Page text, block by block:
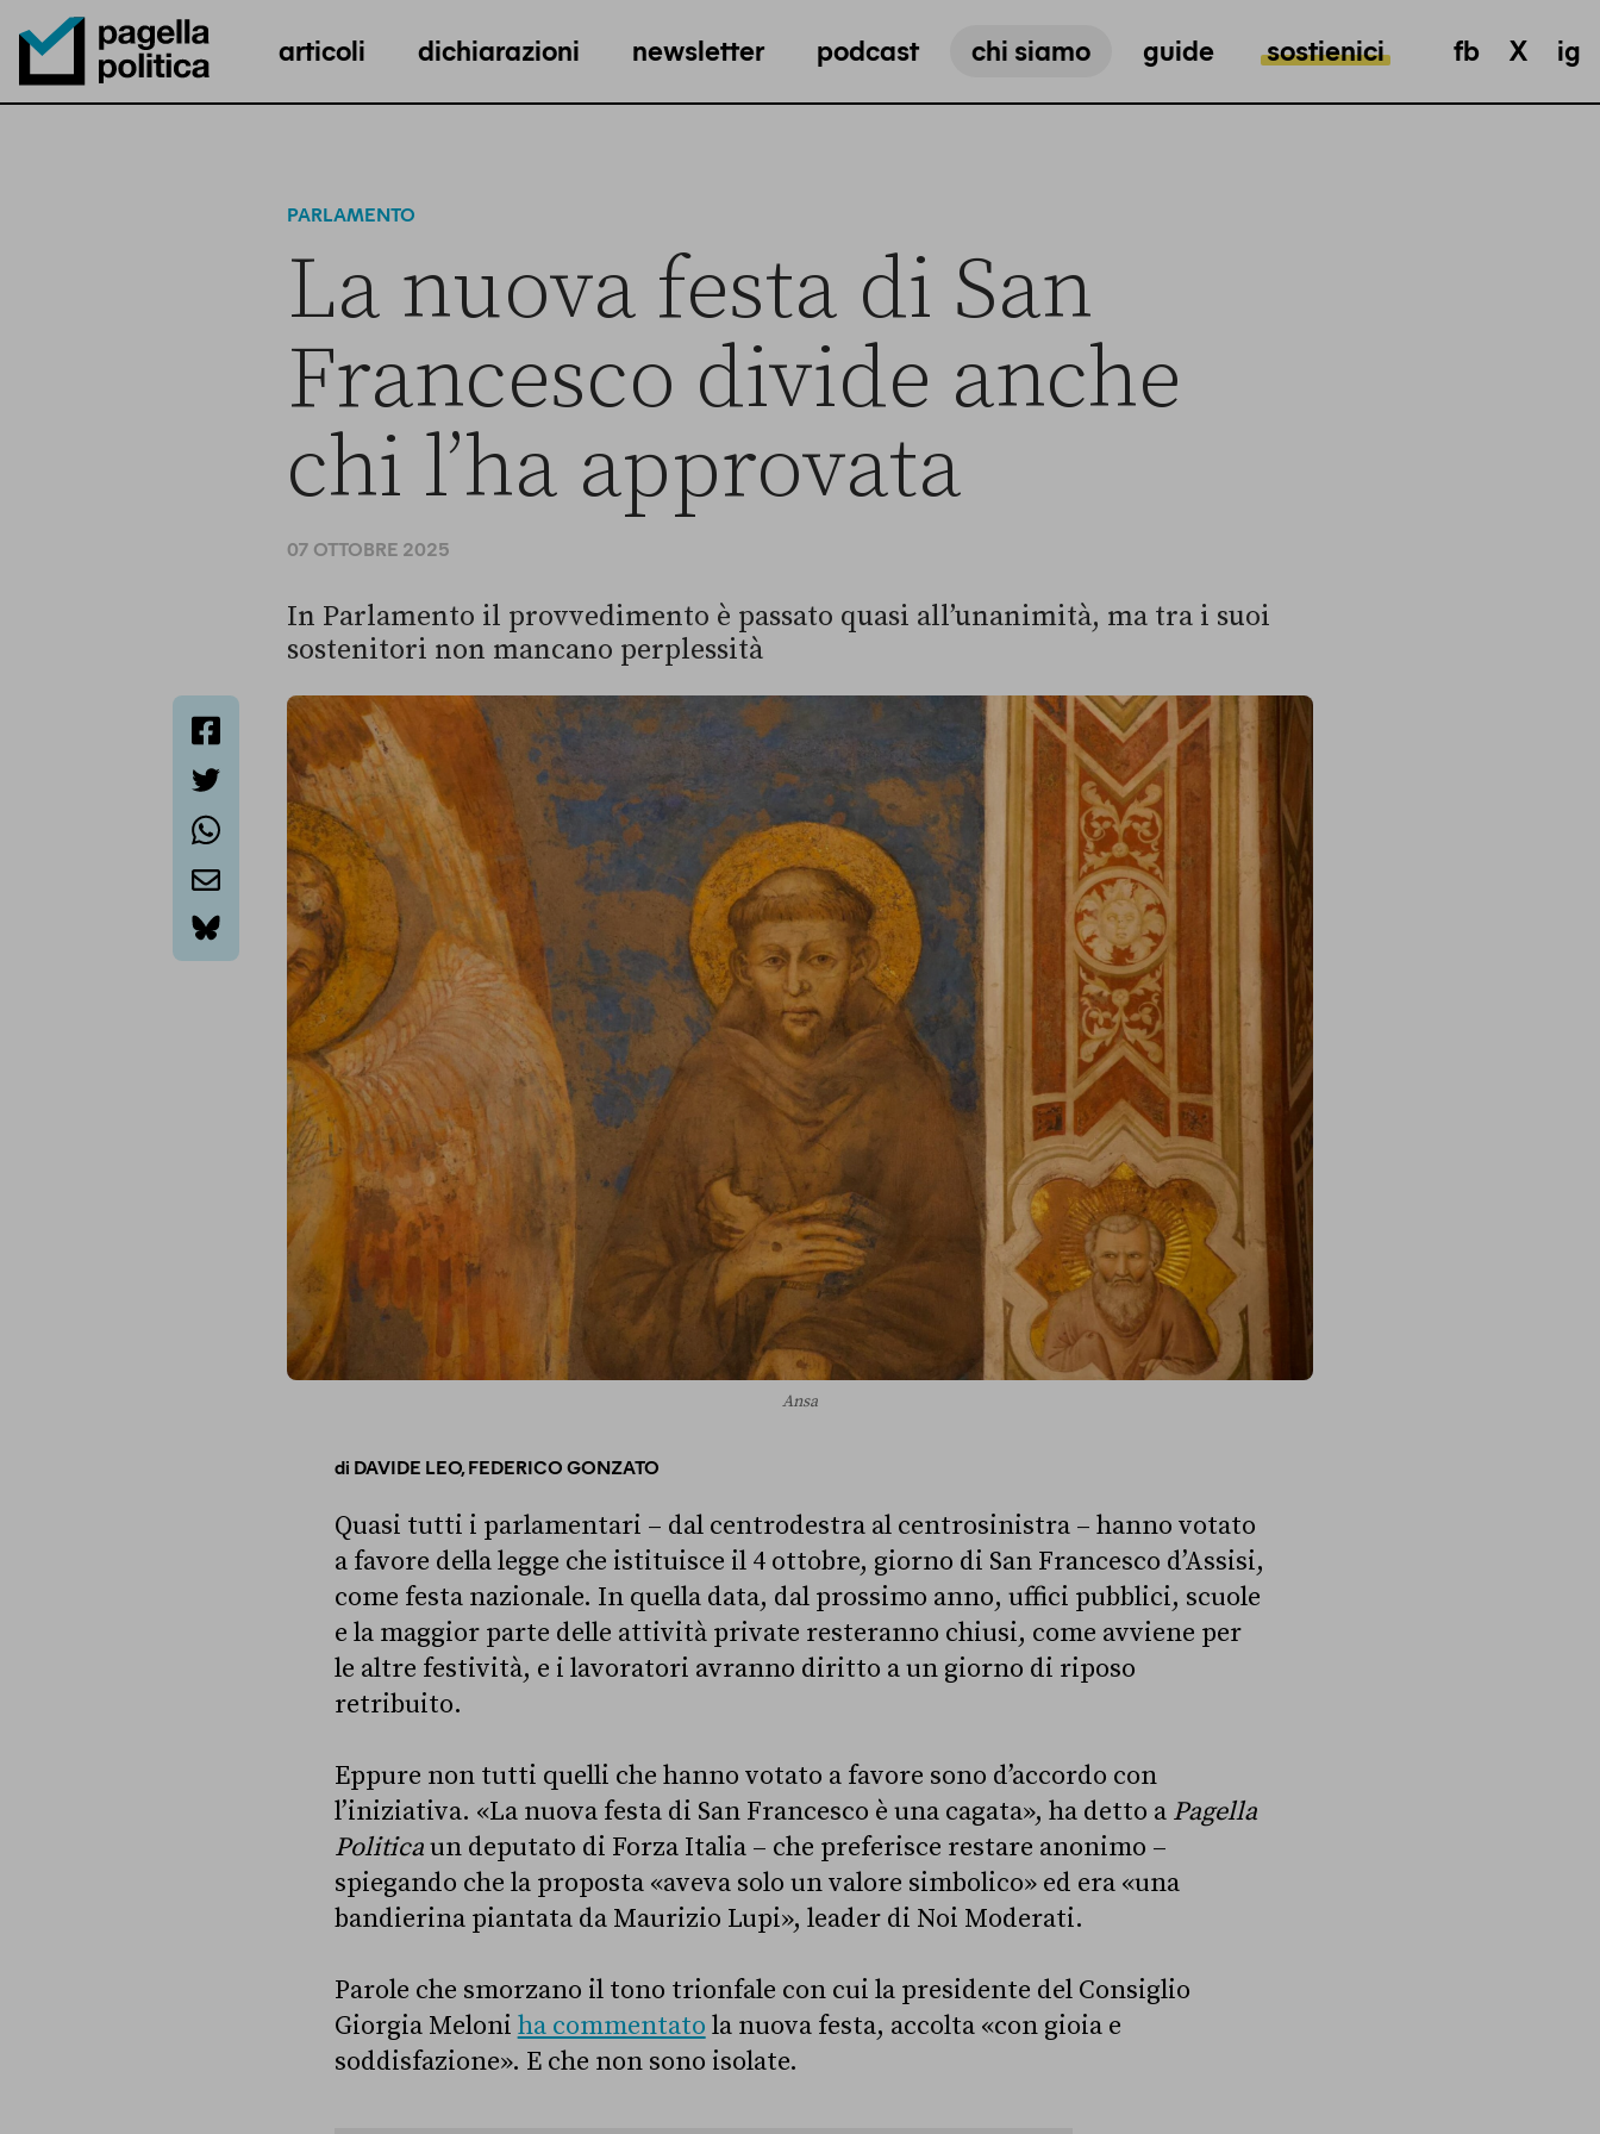
Pagella Politica Logo
articoli dichiarazioni newsletter podcast chi siamo guide sostienici fb X ig
PARLAMENTO
La nuova festa di San
Francesco divide anche
chi l’ha approvata
07 OTTOBRE 2025
bluesky
In Parlamento il provvedimento è passato quasi all’unanimità, ma tra i suoi
sostenitori non mancano perplessità
Ansa
di DAVIDE LEO,FEDERICO GONZATO
Quasi tutti i parlamentari – dal centrodestra al centrosinistra – hanno votato
a favore della legge che istituisce il 4 ottobre, giorno di San Francesco d’Assisi,
come festa nazionale. In quella data, dal prossimo anno, uffici pubblici, scuole
e la maggior parte delle attività private resteranno chiusi, come avviene per
le altre festività, e i lavoratori avranno diritto a un giorno di riposo
retribuito.
Eppure non tutti quelli che hanno votato a favore sono d’accordo con
l’iniziativa. «La nuova festa di San Francesco è una cagata», ha detto a Pagella
Politicaun deputato di Forza Italia – che preferisce restare anonimo –
spiegando che la proposta «aveva solo un valore simbolico» ed era «una
bandierina piantata da Maurizio Lupi», leader di Noi Moderati.
Parole che smorzano il tono trionfale con cui la presidente del Consiglio
Giorgia Meloni ha commentato la nuova festa, accolta «con gioia e
soddisfazione». E che non sono isolate.